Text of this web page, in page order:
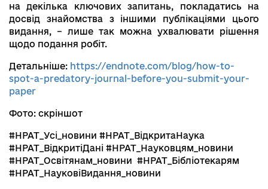
на декілька ключових запитань, покладатись на
досвід знайомства з іншими публікаціями цього
видання, – лише так можна ухвалювати рішення
щодо подання робіт.
Детальніше: https://endnote.com/blog/how-to-
spot-a-predatory-journal-before-you-submit-your-
paper
Фото: скріншот
#НРАТ_Усі_новини #НРАТ_ВідкритаНаука
#НРАТ_ВідкритіДані #НРАТ_Науковцям_новини
#НРАТ_Освітянам_новини #НРАТ_Бібліотекарям
#НРАТ_НауковіВидання_новини